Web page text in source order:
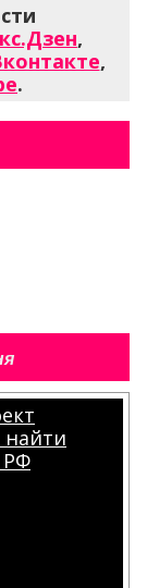
,
,
.
РФ